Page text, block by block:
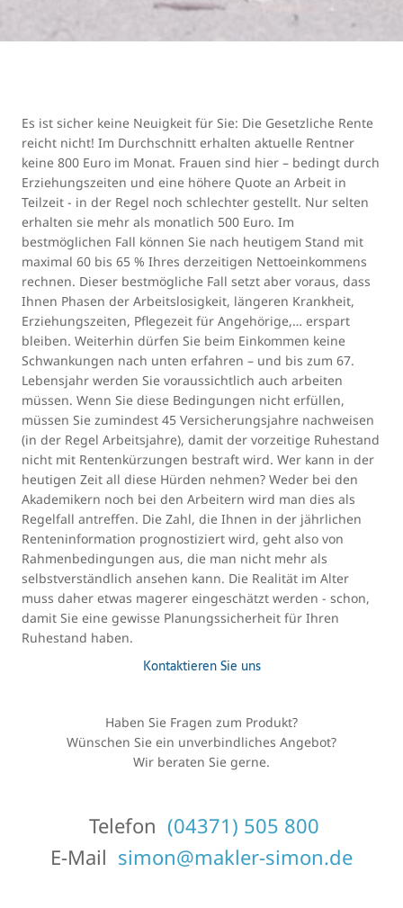
Es ist sicher keine Neuigkeit für Sie: Die Gesetzliche Rente
reicht nicht! Im Durchschnitt erhalten aktuelle Rentner
keine 800 Euro im Monat. Frauen sind hier – bedingt durch
Erziehungszeiten und eine höhere Quote an Arbeit in
Teilzeit - in der Regel noch schlechter gestellt. Nur selten
erhalten sie mehr als monatlich 500 Euro. Im
bestmöglichen Fall können Sie nach heutigem Stand mit
maximal 60 bis 65 % Ihres derzeitigen Nettoeinkommens
rechnen. Dieser bestmögliche Fall setzt aber voraus, dass
Ihnen Phasen der Arbeitslosigkeit, längeren Krankheit,
Erziehungszeiten, Pflegezeit für Angehörige,… erspart
bleiben. Weiterhin dürfen Sie beim Einkommen keine
Schwankungen nach unten erfahren – und bis zum 67.
Lebensjahr werden Sie voraussichtlich auch arbeiten
müssen. Wenn Sie diese Bedingungen nicht erfüllen,
müssen Sie zumindest 45 Versicherungsjahre nachweisen
(in der Regel Arbeitsjahre), damit der vorzeitige Ruhestand
nicht mit Rentenkürzungen bestraft wird. Wer kann in der
heutigen Zeit all diese Hürden nehmen? Weder bei den
Akademikern noch bei den Arbeitern wird man dies als
Regelfall antreffen. Die Zahl, die Ihnen in der jährlichen
Renteninformation prognostiziert wird, geht also von
Rahmenbedingungen aus, die man nicht mehr als
selbstverständlich ansehen kann. Die Realität im Alter
muss daher etwas magerer eingeschätzt werden - schon,
damit Sie eine gewisse Planungssicherheit für Ihren
Ruhestand haben.
Kontaktieren Sie uns
Haben Sie Fragen zum Produkt?
Wünschen Sie ein unverbindliches Angebot?
Wir beraten Sie gerne.
Telefon (04371) 505 800
E-Mail simon@makler-simon.de